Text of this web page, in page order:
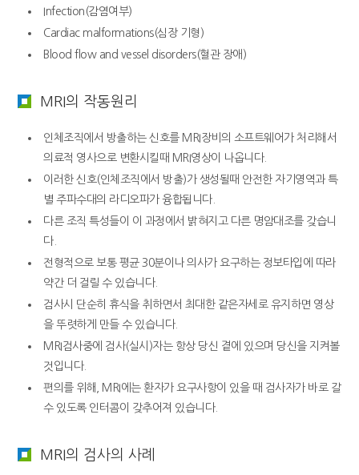
Infection(감염여부)
Cardiac malformations(심장 기형)
Blood flow and vessel disorders(혈관 장애)
MRI의 작동원리
인체조직에서 방출하는 신호를 MRI장비의 소프트웨어가 처리해서
의료적 영사으로 변환시킬때 MRI영상이 나옵니다.
이러한 신호(인체조직에서 방출)가 생성될때 안전한 자기영역과 특
별 주파수대의 라디오파가 융합됩니다.
다른 조직 특성들이 이 과정에서 밝혀지고 다른 명암대조를 갖습니
다.
전형적으로 보통 평균 30분이나 의사가 요구하는 정보타입에 따라
약간 더 걸릴 수 있습니다.
검사시 단순히 휴식을 취하면서 최대한 같은자세로 유지하면 영상
을 뚜렷하게 만들 수 있습니다.
MRI검사중에 검사(실시)자는 항상 당신 곁에 있으며 당신을 지켜볼
것입니다.
편의를 위해, MRI에는 환자가 요구사항이 있을 때 검사자가 바로 갈
수 있도록 인터콤이 갖추어져 있습니다.
MRI의 검사의 사례